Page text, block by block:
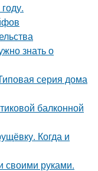
знать о
серия дома
балконной
Когда и
своими руками.